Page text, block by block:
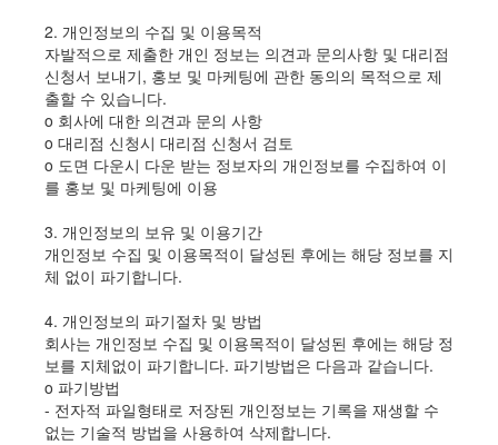
2. 개인정보의 수집 및 이용목적
자발적으로 제출한 개인 정보는 의견과 문의사항 및 대리점
신청서 보내기, 홍보 및 마케팅에 관한 동의의 목적으로 제
출할 수 있습니다.
ο 회사에 대한 의견과 문의 사항
ο 대리점 신청시 대리점 신청서 검토
ο 도면 다운시 다운 받는 정보자의 개인정보를 수집하여 이
를 홍보 및 마케팅에 이용
3. 개인정보의 보유 및 이용기간
개인정보 수집 및 이용목적이 달성된 후에는 해당 정보를 지
체 없이 파기합니다.
4. 개인정보의 파기절차 및 방법
회사는 개인정보 수집 및 이용목적이 달성된 후에는 해당 정
보를 지체없이 파기합니다. 파기방법은 다음과 같습니다.
ο 파기방법
- 전자적 파일형태로 저장된 개인정보는 기록을 재생할 수
없는 기술적 방법을 사용하여 삭제합니다.